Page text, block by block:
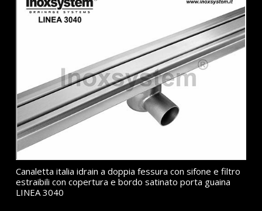
Canaletta italia idrain a doppia fessura con sifone e filtro
estraibili con copertura e bordo satinato porta guaina
LINEA 3040